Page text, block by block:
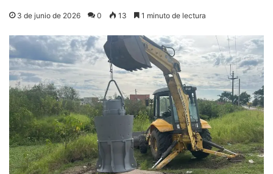
3 de junio de 2026 0 13 1 minuto de lectura